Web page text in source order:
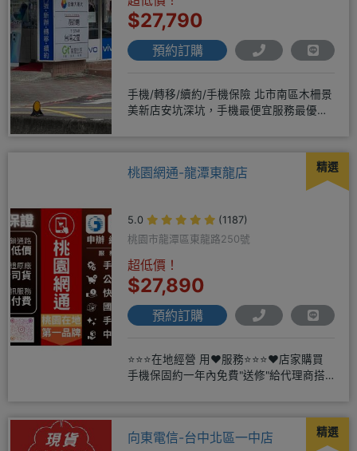
$27,790
預約訂購
手機/轉移/續約/手機保險 北市南區木柵景
美新店安坑深坑，手機最便宜服務最優
精選
桃園網通-龍潭東龍店
5.0
(1187)
桃園市龍潭區東龍路250號
超低價！
$27,890
預約訂購
⭐⭐⭐在地經營 用❤️服務⭐⭐⭐❤️店家購買
手機保固約一年內免費"送修"給代理商搭
精選
向東電信-台中北區一中店